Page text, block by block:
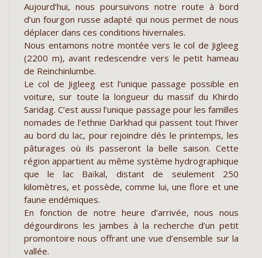
Aujourd’hui, nous poursuivons notre route à bord
d’un fourgon russe adapté qui nous permet de nous
déplacer dans ces conditions hivernales.
Nous entamons notre montée vers le col de Jigleeg
(2200 m), avant redescendre vers le petit hameau
de Reinchinlumbe.
Le col de Jigleeg est l’unique passage possible en
voiture, sur toute la longueur du massif du Khirdo
Saridag. C’est aussi l’unique passage pour les familles
nomades de l’ethnie Darkhad qui passent tout l’hiver
au bord du lac, pour rejoindre dés le printemps, les
pâturages où ils passeront la belle saison. Cette
région appartient au même système hydrographique
que le lac Baïkal, distant de seulement 250
kilomètres, et possède, comme lui, une flore et une
faune endémiques.
En fonction de notre heure d’arrivée, nous nous
dégourdirons les jambes à la recherche d’un petit
promontoire nous offrant une vue d’ensemble sur la
vallée.